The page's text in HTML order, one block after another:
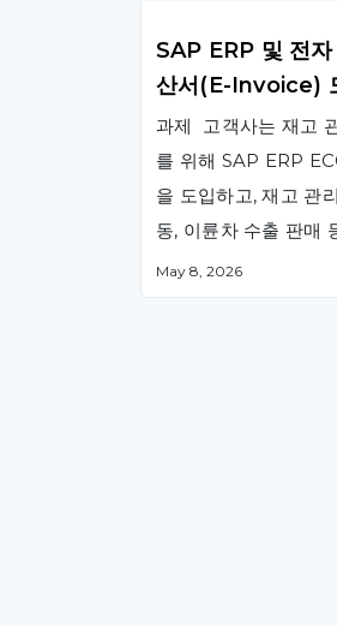
SAP ERP 및 전자
산서(E-Invoice)
자동차 운영 IT 업
감소
과제 고객사는 재고
를 위해 SAP ERP
을 도입하고, 재고 관
동, 이륜차 수출 판매
무를 지원하고자 하였
May 8, 2026